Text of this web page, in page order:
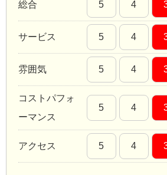
総合 5 4
サービス 5 4
雰囲気 5 4
コストパフォ
ーマンス
5 4
アクセス 5 4